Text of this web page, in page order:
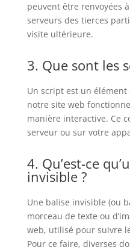
peuvent être renvoyées
serveurs des tierces
visite ultérieure.
3. Que sont les
Un script est un
notre site web
manière interactive. Ce
serveur ou sur votre
4. Qu’est-ce
invisible ?
Une balise invisible (ou
morceau de texte ou
web, utilisé pour suivre
Pour ce faire, diverses